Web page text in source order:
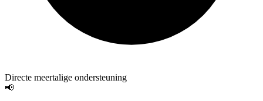
Directe meertalige ondersteuning
📢